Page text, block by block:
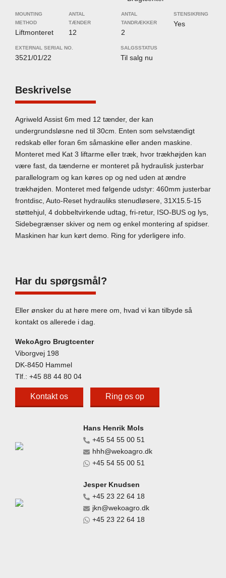
MOUNTING
METHOD
Liftmonteret
ANTAL
TÆNDER
12
ANTAL
TANDRÆKKER
2
STENSIKRING
Yes
EXTERNAL SERIAL NO.
3521/01/22
SALGSSTATUS
Til salg nu
Beskrivelse
Agriweld Assist 6m med 12 tænder, der kan
undergrundsløsne ned til 30cm. Enten som selvstændigt
redskab eller foran 6m såmaskine eller anden maskine.
Monteret med Kat 3 liftarme eller træk, hvor trækhøjden kan
være fast, da tænderne er monteret på hydraulisk justerbar
parallelogram og kan køres op og ned uden at ændre
trækhøjden. Monteret med følgende udstyr: 460mm justerbar
frontdisc, Auto-Reset hydrauliks stenudløsere, 31X15.5-15
støttehjul, 4 dobbeltvirkende udtag, fri-retur, ISO-BUS og lys,
Sidebegrænser skiver og nem og enkel montering af spidser.
Maskinen har kun kørt demo. Ring for yderligere info.
Har du spørgsmål?
Eller ønsker du at høre mere om, hvad vi kan tilbyde så
kontakt os allerede i dag.
WekoAgro Brugtcenter
Viborgvej 198
DK-8450 Hammel
Tlf.: +45 88 44 80 04
Kontakt os Ring os op
Hans Henrik Mols
+45 54 55 00 51
hhh@wekoagro.dk
+45 54 55 00 51
Jesper Knudsen
+45 23 22 64 18
jkn@wekoagro.dk
+45 23 22 64 18